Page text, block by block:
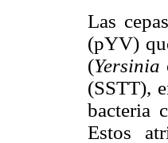
Las
(pYV)
(Yersinia
(SSTT),
bacteria
Estos